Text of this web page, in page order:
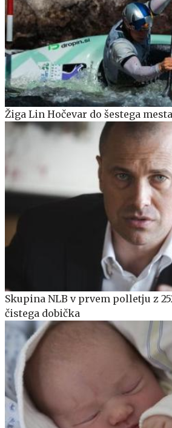
Žiga Lin Hočevar do šestega
Skupina NLB v prvem polletju z
čistega dobička